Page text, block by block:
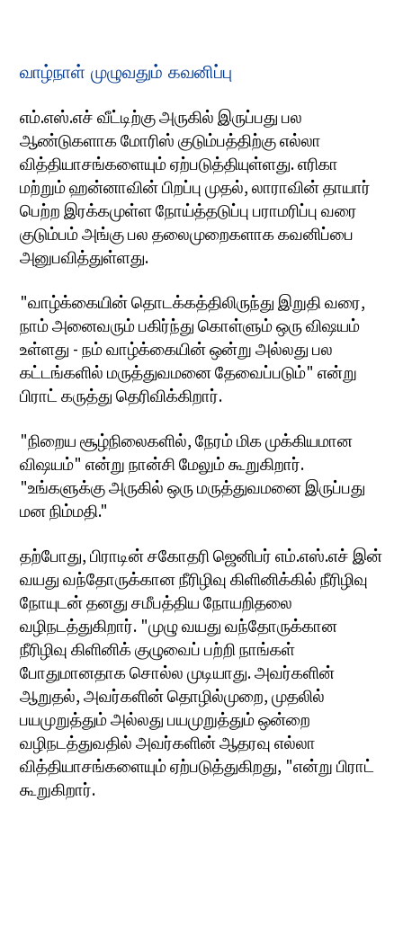
வாழ்நாள் முழுவதும் கவனிப்பு
எம்.எஸ்.எச் வீட்டிற்கு அருகில் இருப்பது பல
ஆண்டுகளாக மோரிஸ் குடும்பத்திற்கு எல்லா
வித்தியாசங்களையும் ஏற்படுத்தியுள்ளது. எரிகா
மற்றும் ஹன்னாவின் பிறப்பு முதல், லாராவின் தாயார்
பெற்ற இரக்கமுள்ள நோய்த்தடுப்பு பராமரிப்பு வரை
குடும்பம் அங்கு பல தலைமுறைகளாக கவனிப்பை
அனுபவித்துள்ளது.
"வாழ்க்கையின் தொடக்கத்திலிருந்து இறுதி வரை,
நாம் அனைவரும் பகிர்ந்து கொள்ளும் ஒரு விஷயம்
உள்ளது - நம் வாழ்க்கையின் ஒன்று அல்லது பல
கட்டங்களில் மருத்துவமனை தேவைப்படும்" என்று
பிராட் கருத்து தெரிவிக்கிறார்.
"நிறைய சூழ்நிலைகளில், நேரம் மிக முக்கியமான
விஷயம்" என்று நான்சி மேலும் கூறுகிறார்.
"உங்களுக்கு அருகில் ஒரு மருத்துவமனை இருப்பது
மன நிம்மதி."
தற்போது, பிராடின் சகோதரி ஜெனிபர் எம்.எஸ்.எச் இன்
வயது வந்தோருக்கான நீரிழிவு கிளினிக்கில் நீரிழிவு
நோயுடன் தனது சமீபத்திய நோயறிதலை
வழிநடத்துகிறார். "முழு வயது வந்தோருக்கான
நீரிழிவு கிளினிக் குழுவைப் பற்றி நாங்கள்
போதுமானதாக சொல்ல முடியாது. அவர்களின்
ஆறுதல், அவர்களின் தொழில்முறை, முதலில்
பயமுறுத்தும் அல்லது பயமுறுத்தும் ஒன்றை
வழிநடத்துவதில் அவர்களின் ஆதரவு எல்லா
வித்தியாசங்களையும் ஏற்படுத்துகிறது, "என்று பிராட்
கூறுகிறார்.